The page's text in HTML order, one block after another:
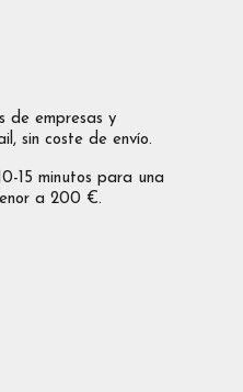
de empresas y
sin coste de envío.
15 minutos para una
a 200 €.